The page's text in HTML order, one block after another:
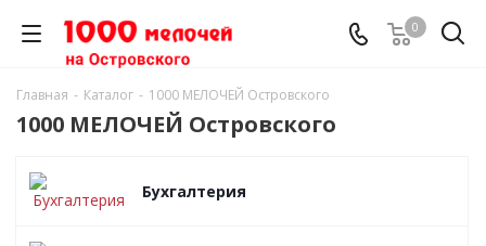
0
Главная - Каталог - 1000 МЕЛОЧЕЙ Островского
1000 МЕЛОЧЕЙ Островского
Бухгалтерия